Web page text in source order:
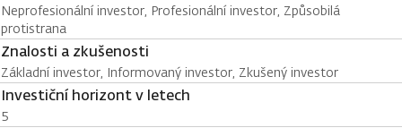
Neprofesionální investor, Profesionální investor, Způsobilá
protistrana
Znalosti a zkušenosti
Základní investor, Informovaný investor, Zkušený investor
Investiční horizont v letech
5